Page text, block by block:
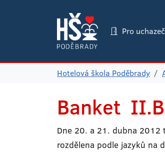
Pro
Hotelová škola Poděbrady
Banket II.B
Dne 20. a 21. dubna 2012
rozdělena podle jazyků na